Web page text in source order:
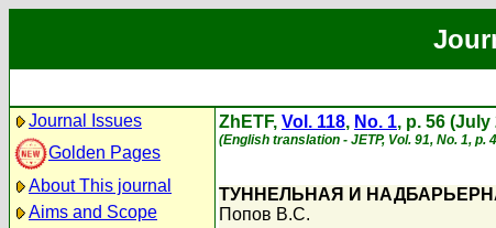
Journal Issues
Golden Pages
About This journal
Aims and Scope
ZhETF, Vol. 118, No. 1, p. 56 (July
(English translation - JETP, Vol. 91, No. 1,
ТУННЕЛЬНАЯ И
Попов В.С.